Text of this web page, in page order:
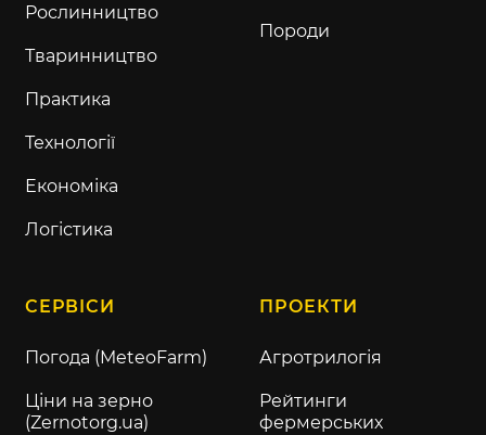
Рослинництво
Тваринництво
Практика
Технології
Економіка
Логістика
Породи
СЕРВІСИ
Погода (MeteoFarm)
Ціни на зерно
(Zernotorg.ua)
ПРОЕКТИ
Агротрилогія
Рейтинги
фермерських